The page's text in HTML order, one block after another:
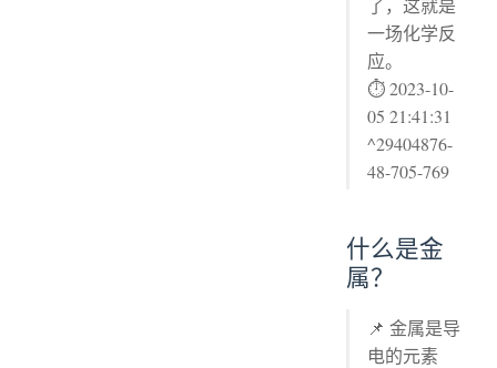
了，这就是
一场化学反
应。
⏱ 2023-10-
05 21:41:31
^29404876-
48-705-769
什么是金
属？
📌 金属是导
电的元素